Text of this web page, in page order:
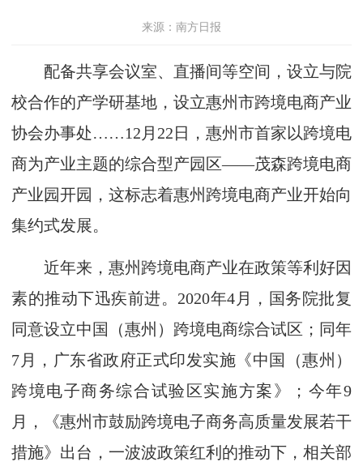
来源：南方日报
配备共享会议室、直播间等空间，设立与院
校合作的产学研基地，设立惠州市跨境电商产业
协会办事处……12月22日，惠州市首家以跨境电
商为产业主题的综合型产园区——茂森跨境电商
产业园开园，这标志着惠州跨境电商产业开始向
集约式发展。
近年来，惠州跨境电商产业在政策等利好因
素的推动下迅疾前进。2020年4月，国务院批复
同意设立中国（惠州）跨境电商综合试区；同年
7月，广东省政府正式印发实施《中国（惠州）
跨境电子商务综合试验区实施方案》；今年9
月，《惠州市鼓励跨境电子商务高质量发展若干
措施》出台，一波波政策红利的推动下，相关部